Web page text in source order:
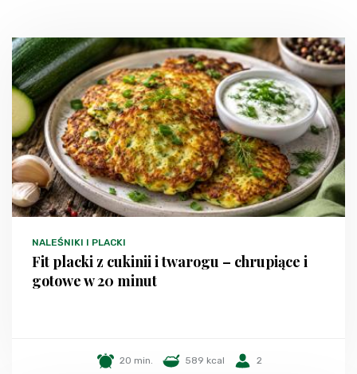
NALEŚNIKI I PLACKI
Fit placki z cukinii i twarogu – chrupiące i
gotowe w 20 minut
20 min. 589 kcal 2